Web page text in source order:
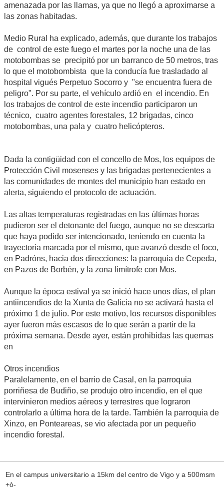
amenazada por las llamas, ya que no llegó a aproximarse a
las zonas habitadas.
Medio Rural ha explicado, además, que durante los trabajos
de control de este fuego el martes por la noche una de las
motobombas se precipitó por un barranco de 50 metros, tras
lo que el motobombista que la conducía fue trasladado al
hospital vigués Perpetuo Socorro y "se encuentra fuera de
peligro". Por su parte, el vehículo ardió en el incendio. En
los trabajos de control de este incendio participaron un
técnico, cuatro agentes forestales, 12 brigadas, cinco
motobombas, una pala y cuatro helicópteros.
Dada la contigüidad con el concello de Mos, los equipos de
Protección Civil mosenses y las brigadas pertenecientes a
las comunidades de montes del municipio han estado en
alerta, siguiendo el protocolo de actuación.
Las altas temperaturas registradas en las últimas horas
pudieron ser el detonante del fuego, aunque no se descarta
que haya podido ser intencionado, teniendo en cuenta la
trayectoria marcada por el mismo, que avanzó desde el foco,
en Padróns, hacia dos direcciones: la parroquia de Cepeda,
en Pazos de Borbén, y la zona limítrofe con Mos.
Aunque la época estival ya se inició hace unos días, el plan
antiincendios de la Xunta de Galicia no se activará hasta el
próximo 1 de julio. Por este motivo, los recursos disponibles
ayer fueron más escasos de lo que serán a partir de la
próxima semana. Desde ayer, están prohibidas las quemas
en
Otros incendios
Paralelamente, en el barrio de Casal, en la parroquia
porriñesa de Budiño, se produjo otro incendio, en el que
intervinieron medios aéreos y terrestres que lograron
controlarlo a última hora de la tarde. También la parroquia de
Xinzo, en Ponteareas, se vio afectada por un pequeño
incendio forestal.
En el campus universitario a 15km del centro de Vigo y a 500msm
+ò-